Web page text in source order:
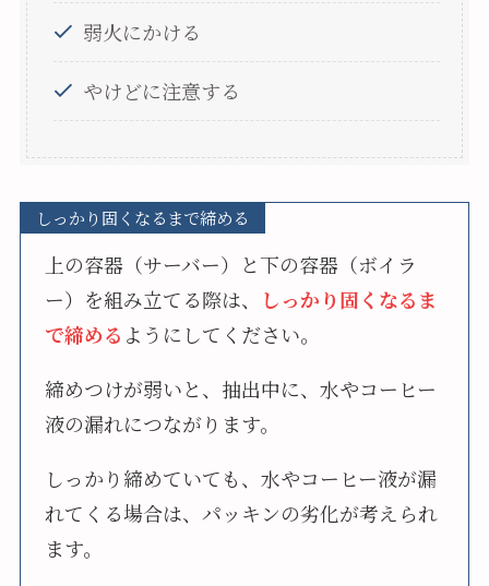
弱火にかける
やけどに注意する
しっかり固くなるまで締める
上の容器（サーバー）と下の容器（ボイラ
ー）を組み立てる際は、
しっかり固くなるま
で締める ようにしてください。
締めつけが弱いと、抽出中に、水やコーヒー
液の漏れにつながります。
しっかり締めていても、水やコーヒー液が漏
れてくる場合は、パッキンの劣化が考えられ
ます。